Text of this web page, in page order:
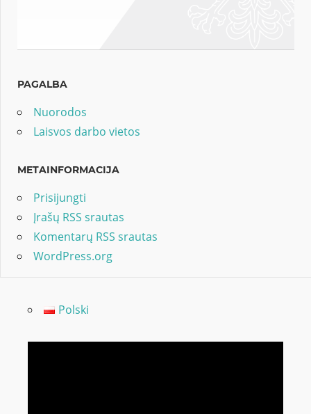
PAGALBA
Nuorodos
Laisvos darbo vietos
METAINFORMACIJA
Prisijungti
Įrašų RSS srautas
Komentarų RSS srautas
WordPress.org
Polski